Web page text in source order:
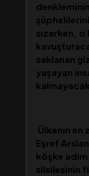
sızarken, o
saklanan
yaşayan
Ülkenin en
Eşref
köşke
silsilesinin